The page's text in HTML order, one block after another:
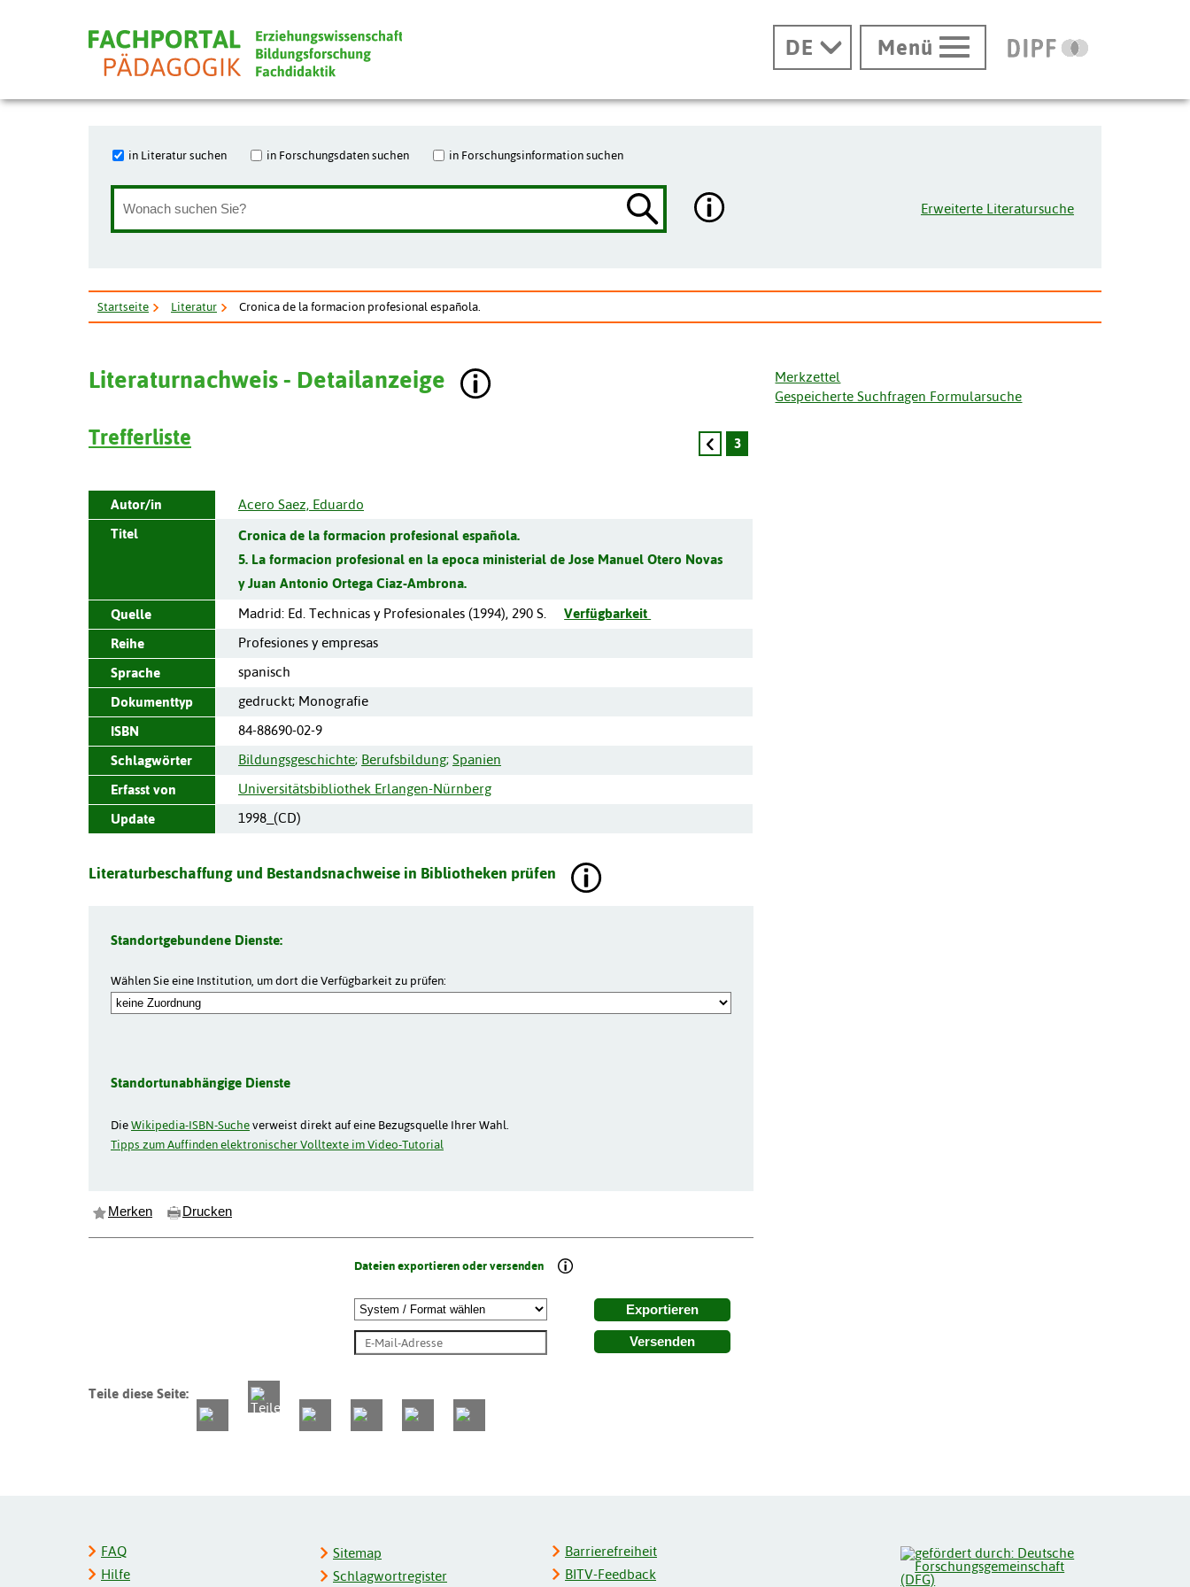
DE Menü
in Literatur suchen in Forschungsdaten suchen in Forschungsinformation suchen
Erweiterte Literatursuche
Startseite Literatur Cronica de la formacion profesional española.
Literaturnachweis - Detailanzeige
Merkzettel
Gespeicherte Suchfragen Formularsuche
Trefferliste 3
Autor/in
Acero Saez, Eduardo
Titel
Cronica de la formacion profesional española.
5. La formacion profesional en la epoca ministerial de Jose Manuel Otero Novas
y Juan Antonio Ortega Ciaz-Ambrona.
Quelle Madrid: Ed. Technicas y Profesionales (1994), 290 S.
Verfügbarkeit
Reihe
Profesiones y empresas
Sprache
spanisch
Dokumenttyp
gedruckt; Monografie
ISBN
84-88690-02-9
Schlagwörter
Bildungsgeschichte; Berufsbildung; Spanien
Erfasst von
Universitätsbibliothek Erlangen-Nürnberg
Update
1998_(CD)
Literaturbeschaffung und Bestandsnachweise in Bibliotheken prüfen
Standortgebundene Dienste:
Wählen Sie eine Institution, um dort die Verfügbarkeit zu prüfen:
Standortunabhängige Dienste
DieWikipedia-ISBN-Sucheverweist direkt auf eine Bezugsquelle Ihrer Wahl.
Tipps zum Auffinden elektronischer Volltexte im Video-Tutorial
Merken Drucken
Dateien exportieren oder versenden
Exportieren
Versenden
Teile diese Seite:
FAQ
Hilfe
Sitemap
Schlagwortregister
Barrierefreiheit
BITV-Feedback